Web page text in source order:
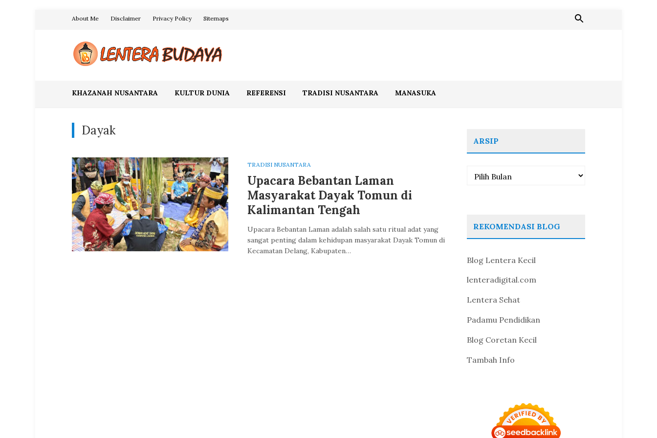
About Me Disclaimer Privacy Policy Sitemaps
KHAZANAH NUSANTARA KULTUR DUNIA REFERENSI TRADISI NUSANTARA MANASUKA
Dayak
TRADISI NUSANTARA
Upacara Bebantan Laman
Masyarakat Dayak Tomun di
Kalimantan Tengah
Upacara Bebantan Laman adalah salah satu ritual adat yang
sangat penting dalam kehidupan masyarakat Dayak Tomun di
Kecamatan Delang, Kabupaten…
ARSIP
Arsip
REKOMENDASI BLOG
Blog Lentera Kecil
lenteradigital.com
Lentera Sehat
Padamu Pendidikan
Blog Coretan Kecil
Tambah Info